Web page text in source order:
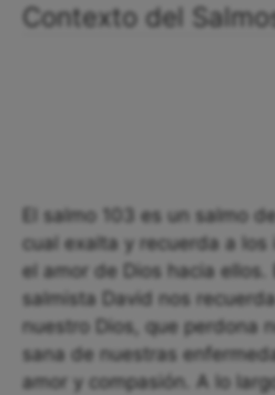
Contexto del
El salmo 103 es un salmo
cual exalta y recuerda a
el amor de Dios hacia ellos.
salmista David nos
nuestro Dios, que perdona
sana de nuestras
amor y compasión. A lo